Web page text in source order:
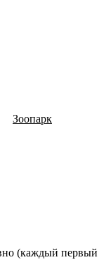
Зоопарк
(каждый первый